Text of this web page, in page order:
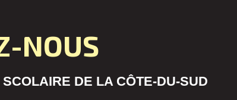
NOUS
DE LA CÔTE-DU-SUD